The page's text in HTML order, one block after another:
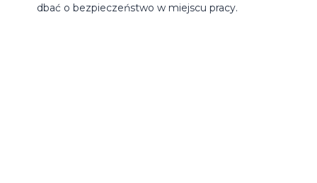
dbać o bezpieczeństwo w miejscu pracy.